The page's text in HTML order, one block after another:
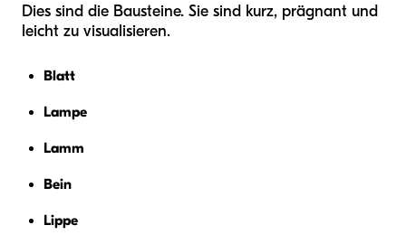
Dies sind die Bausteine. Sie sind kurz, prägnant und
leicht zu visualisieren.
Blatt
Lampe
Lamm
Bein
Lippe